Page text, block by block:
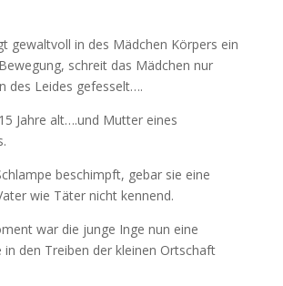
gewaltvoll in des Mädchen Körpers ein
schreit das Mädchen nur
des Leides gefesselt….
Jahre alt….und Mutter eines
beschimpft, gebar sie eine
wie Täter nicht kennend.
war die junge Inge nun eine
den Treiben der kleinen Ortschaft